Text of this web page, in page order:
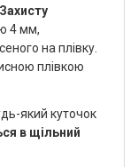
4 мм,
на плівку.
плівкою
який куточок
в щільний